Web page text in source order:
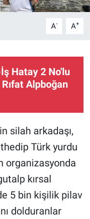
A- A+
Hatay 2 No'lu
Alpboğan
silah arkadaşı,
Türk yurdu
organizasyonda
kırsal
5 bin kişilik pilav
dolduranlar